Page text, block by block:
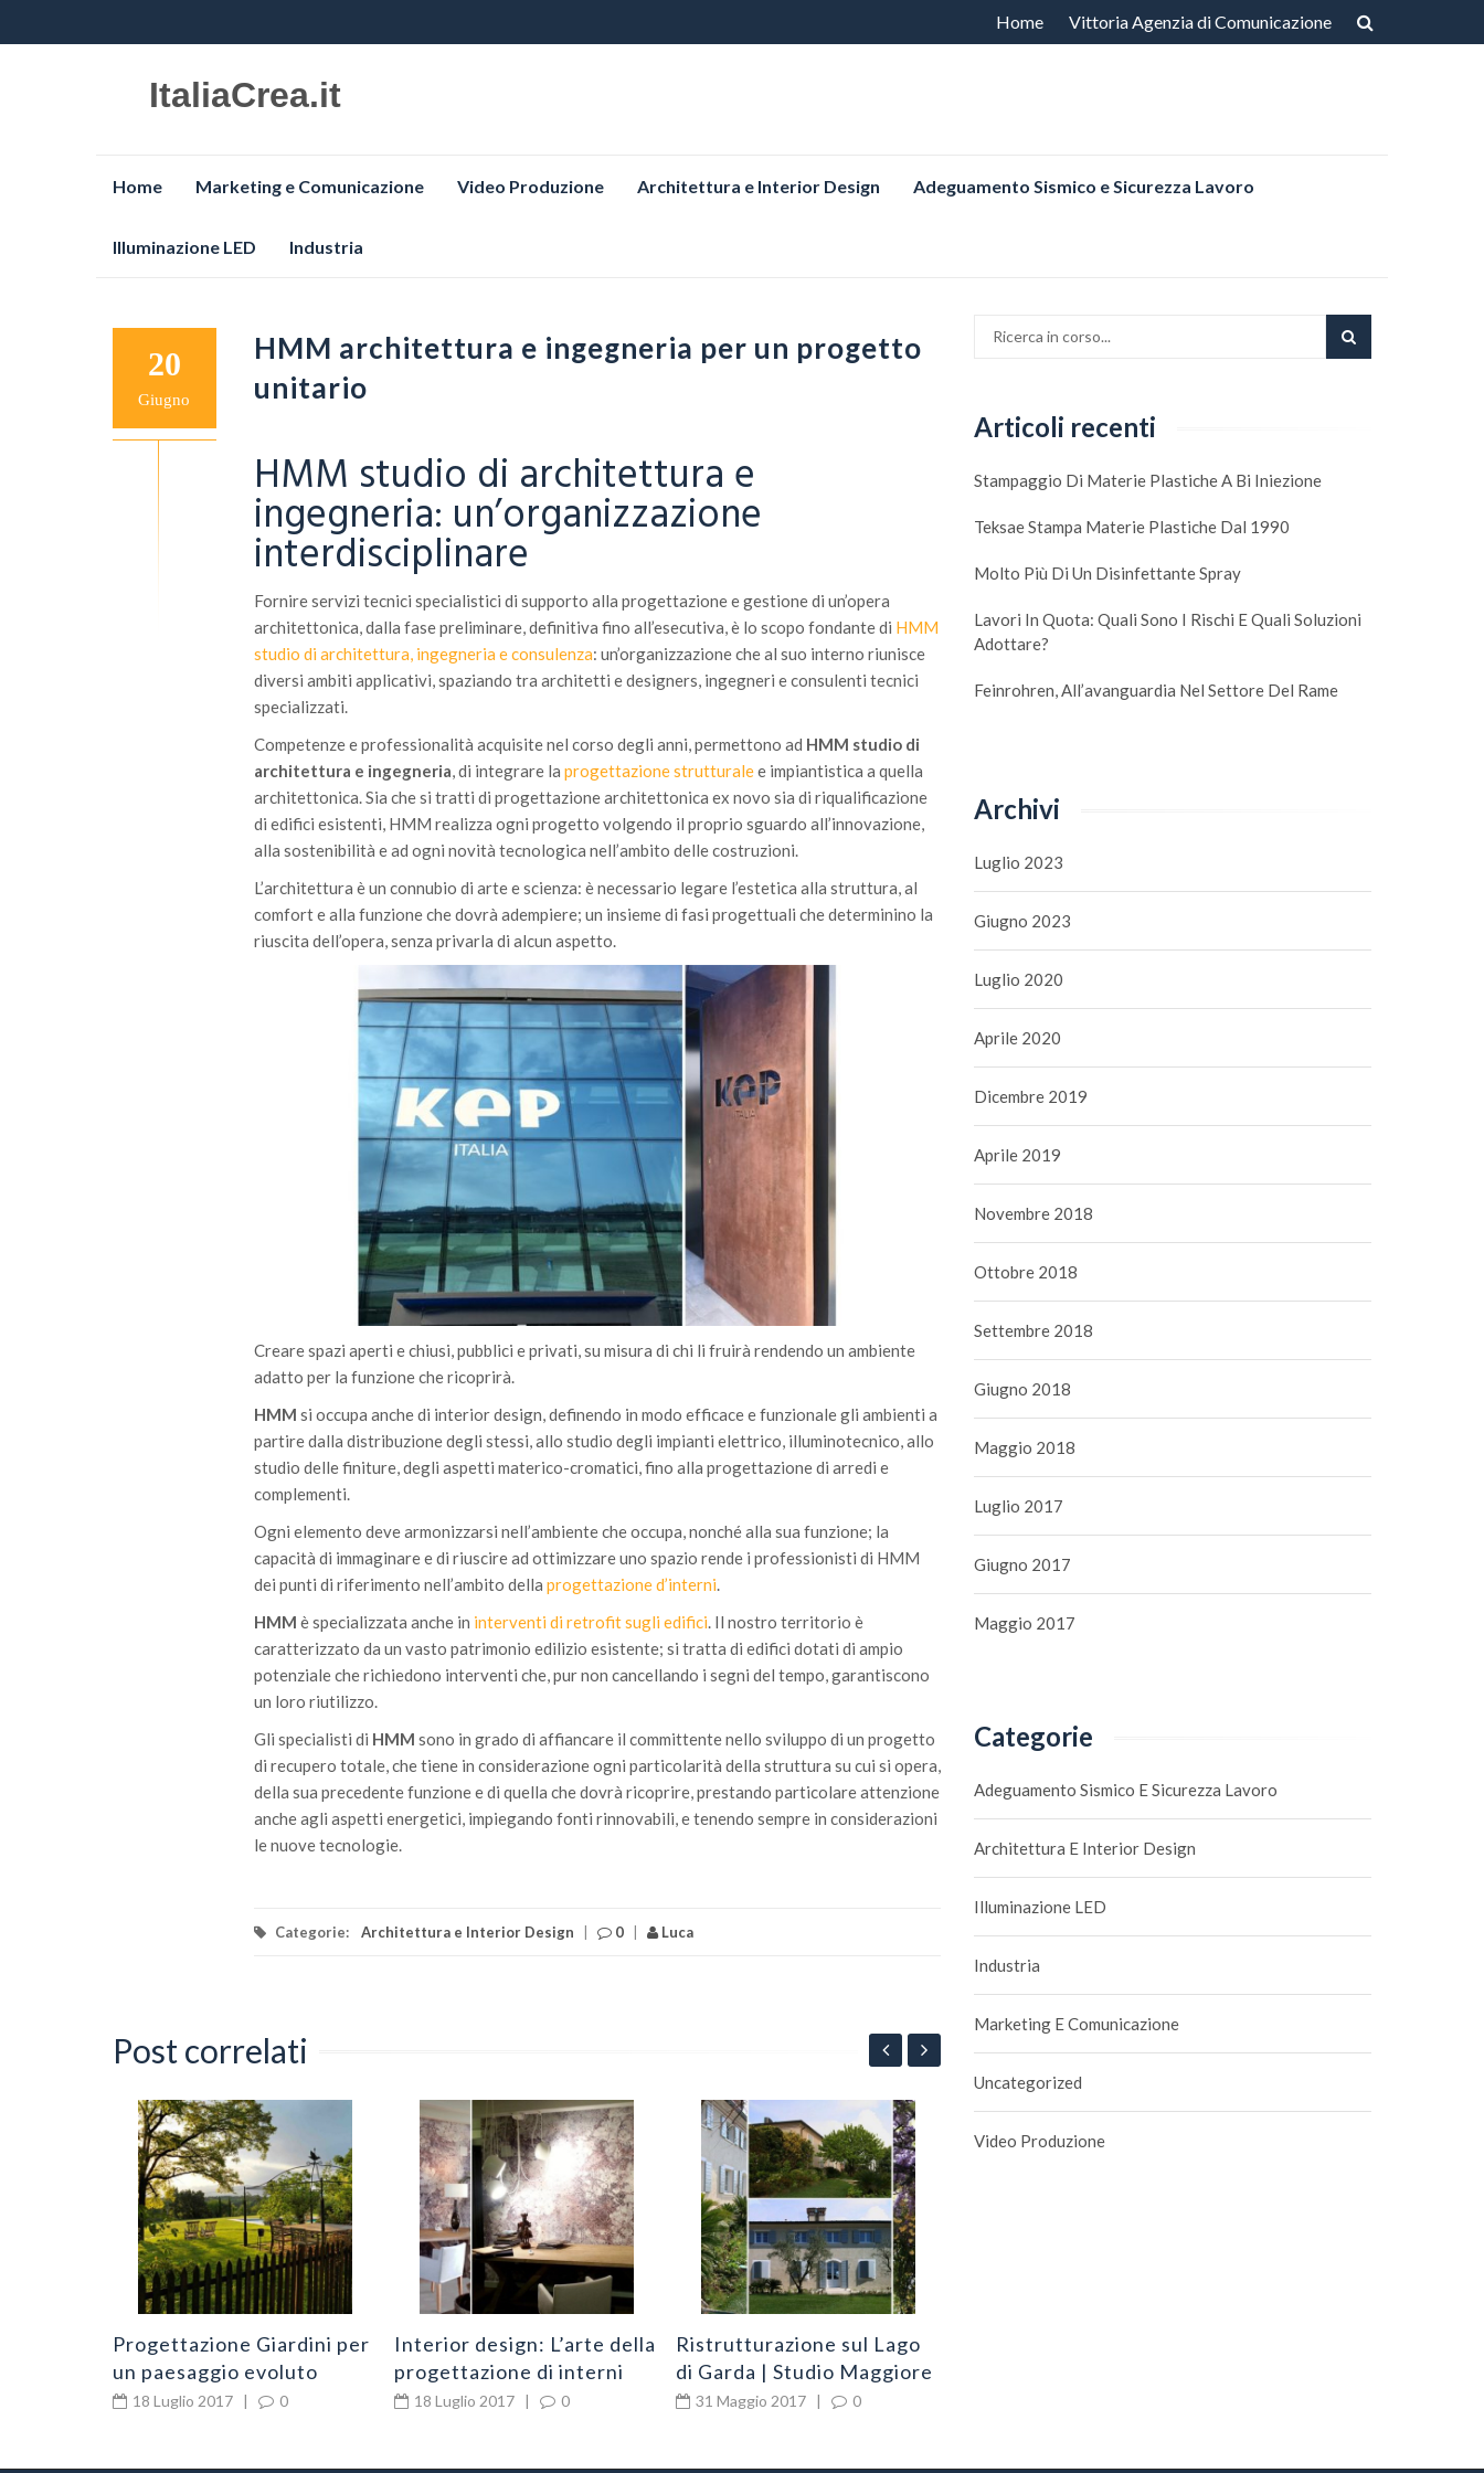
VaiHome Vittoria Agenzia di Comunicazione
ItaliaCrea.it
Home Marketing e Comunicazione Video Produzione Architettura e Interior Design Adeguamento Sismico e Sicurezza Lavoro
Illuminazione LED Industria
20
Giugno
HMM architettura e ingegneria per un progetto
unitario
HMM studio di architettura e
ingegneria: un’organizzazione
interdisciplinare
Fornire servizi tecnici specialistici di supporto alla progettazione e gestione di un’opera
architettonica, dalla fase preliminare, definitiva fino all’esecutiva, è lo scopo fondante di HMM
studio di architettura, ingegneria e consulenza: un’organizzazione che al suo interno riunisce
diversi ambiti applicativi, spaziando tra architetti e designers, ingegneri e consulenti tecnici
specializzati.
Competenze e professionalità acquisite nel corso degli anni, permettono ad HMM studio di
architettura e ingegneria, di integrare la progettazione strutturalee impiantistica a quella
architettonica. Sia che si tratti di progettazione architettonica ex novo sia di riqualificazione
di edifici esistenti, HMM realizza ogni progetto volgendo il proprio sguardo all’innovazione,
alla sostenibilità e ad ogni novità tecnologica nell’ambito delle costruzioni.
L’architettura è un connubio di arte e scienza: è necessario legare l’estetica alla struttura, al
comfort e alla funzione che dovrà adempiere; un insieme di fasi progettuali che determinino la
riuscita dell’opera, senza privarla di alcun aspetto.
Creare spazi aperti e chiusi, pubblici e privati, su misura di chi li fruirà rendendo un ambiente
adatto per la funzione che ricoprirà.
HMM si occupa anche di interior design, definendo in modo efficace e funzionale gli ambienti a
partire dalla distribuzione degli stessi, allo studio degli impianti elettrico, illuminotecnico, allo
studio delle finiture, degli aspetti materico-cromatici, fino alla progettazione di arredi e
complementi.
Ogni elemento deve armonizzarsi nell’ambiente che occupa, nonché alla sua funzione; la
capacità di immaginare e di riuscire ad ottimizzare uno spazio rende i professionisti di HMM
dei punti di riferimento nell’ambito della progettazione d’interni.
HMM è specializzata anche in interventi di retrofit sugli edifici. Il nostro territorio è
caratterizzato da un vasto patrimonio edilizio esistente; si tratta di edifici dotati di ampio
potenziale che richiedono interventi che, pur non cancellando i segni del tempo, garantiscono
un loro riutilizzo.
Gli specialisti di HMM sono in grado di affiancare il committente nello sviluppo di un progetto
di recupero totale, che tiene in considerazione ogni particolarità della struttura su cui si opera,
della sua precedente funzione e di quella che dovrà ricoprire, prestando particolare attenzione
anche agli aspetti energetici, impiegando fonti rinnovabili, e tenendo sempre in considerazioni
le nuove tecnologie.
Categorie: Architettura e Interior Design 0 Luca
Post correlati
Progettazione Giardini per
un paesaggio evoluto
18 Luglio 2017 0
Interior design: L’arte della
progettazione di interni
18 Luglio 2017 0
Ristrutturazione sul Lago
di Garda | Studio Maggiore
Architettura
31 Maggio 2017 0
Articoli recenti
Stampaggio Di Materie Plastiche A Bi Iniezione
Teksae Stampa Materie Plastiche Dal 1990
Molto Più Di Un Disinfettante Spray
Lavori In Quota: Quali Sono I Rischi E Quali Soluzioni
Adottare?
Feinrohren, All’avanguardia Nel Settore Del Rame
Archivi
Luglio 2023
Giugno 2023
Luglio 2020
Aprile 2020
Dicembre 2019
Aprile 2019
Novembre 2018
Ottobre 2018
Settembre 2018
Giugno 2018
Maggio 2018
Luglio 2017
Giugno 2017
Maggio 2017
Categorie
Adeguamento Sismico E Sicurezza Lavoro
Architettura E Interior Design
Illuminazione LED
Industria
Marketing E Comunicazione
Uncategorized
Video Produzione